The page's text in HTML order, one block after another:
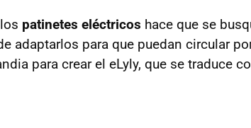
patinetes eléctricos hace que se
adaptarlos para que puedan circular
para crear el eLyly, que se traduce